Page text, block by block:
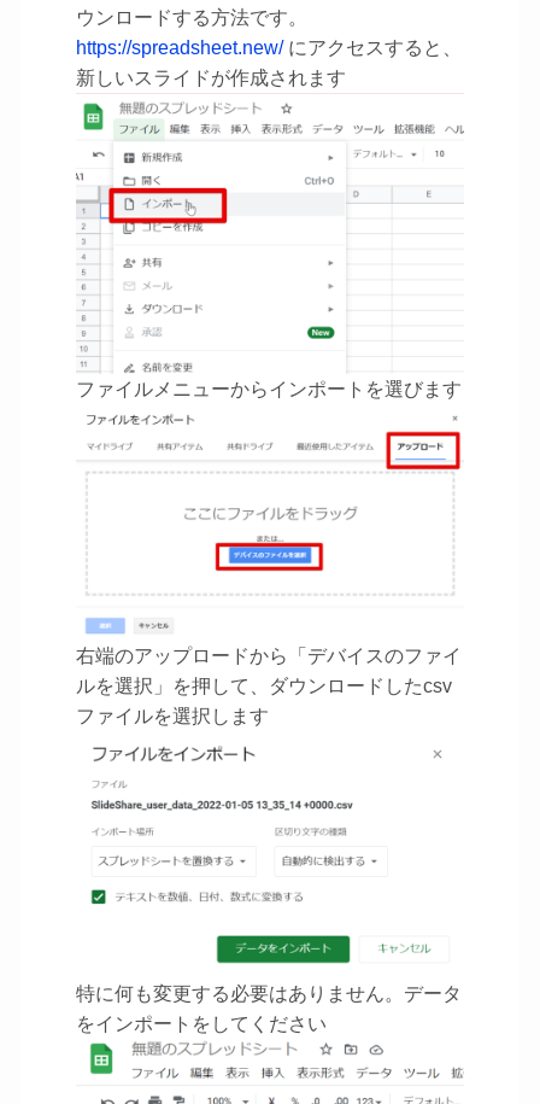
ウンロードする方法です。
https://spreadsheet.new/にアクセスすると、
新しいスライドが作成されます
ファイルメニューからインポートを選びます
右端のアップロードから「デバイスのファイ
ルを選択」を押して、ダウンロードしたcsv
ファイルを選択します
特に何も変更する必要はありません。データ
をインポートをしてください